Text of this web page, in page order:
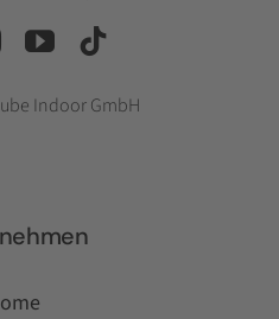
Indoor GmbH